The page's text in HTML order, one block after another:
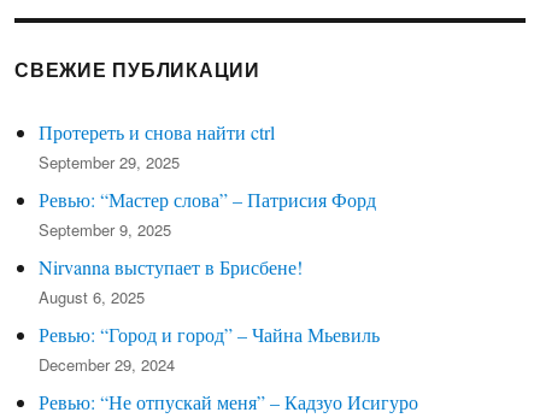
Австралии
СВЕЖИЕ ПУБЛИКАЦИИ
Протереть и снова найти ctrl
September 29, 2025
Ревью: “Мастер слова” – Патрисия Форд
September 9, 2025
Nirvanna выступает в Брисбене!
August 6, 2025
Ревью: “Город и город” – Чайна Мьевиль
December 29, 2024
Ревью: “Не отпускай меня” – Кадзуо Исигуро